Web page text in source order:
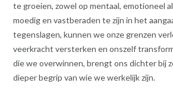
te groeien, zowel op mentaal, emotioneel
moedig en vastberaden te zijn in het
tegenslagen, kunnen we onze grenzen
veerkracht versterken en onszelf
die we overwinnen, brengt ons dichter bij
dieper begrip van wie we werkelijk zijn.